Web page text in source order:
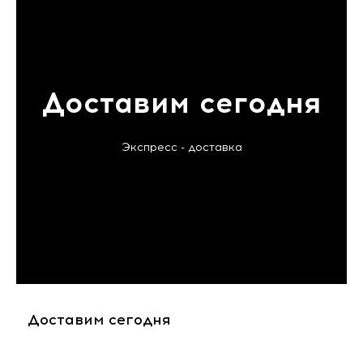
Доставим сегодня
Экспресс - доставка
Доставим сегодня